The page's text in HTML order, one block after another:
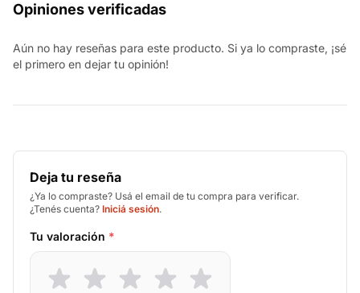
Opiniones verificadas
Aún no hay reseñas para este producto. Si ya lo compraste, ¡sé
el primero en dejar tu opinión!
Deja tu reseña
¿Ya lo compraste? Usá el email de tu compra para verificar.
¿Tenés cuenta? Iniciá sesión.
Tu valoración *